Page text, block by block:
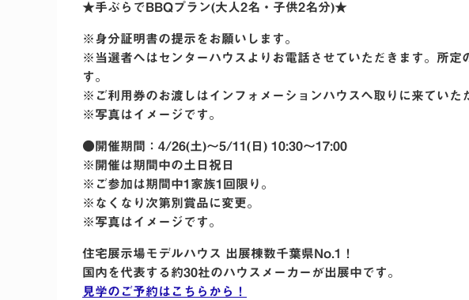
★手ぶらでBBQプラン(大人2名・子供2名分)★
※身分証明書の提示をお願いします。
※当選者へはセンターハウスよりお電話させていただきます。所定
す。
※ご利用券のお渡しはインフォメーションハウスへ取りに来ていた
※写真はイメージです。
●開催期間：4/26(土)〜5/11(日) 10:30〜17:00
※開催は期間中の土日祝日
※ご参加は期間中1家族1回限り。
※なくなり次第別賞品に変更。
※写真はイメージです。
住宅展示場モデルハウス 出展棟数千葉県No.1！
国内を代表する約30社のハウスメーカーが出展中です。
見学のご予約はこちらから！